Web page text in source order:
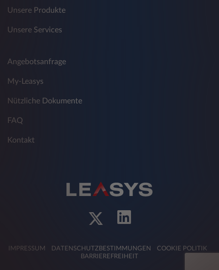
Unsere Produkte
Unsere Services
Angebotsanfrage
My-Leasys
Nützliche Dokumente
FAQ
Kontakt
IMPRESSUM DATENSCHUTZBESTIMMUNGEN
COOKIE POLITIK
BARRIEREFREIHEIT